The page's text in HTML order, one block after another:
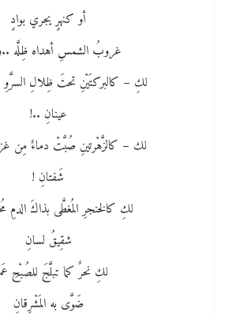
أو كنهرٍ يجري بوادٍ
غروبُ الشمسِ أهداه ظِلَّه
لكِ – كالبركتَيْنِ تحتَ ظِلالِ السرَّوِ
عينانِ ..!
لك – كالزَّهْرتينِ صُبَّتْ دماءٌ مِن
شَفتانِ !
لكِ كالخنجرِ المُغطَّى بذاكَ الدمِ
شقِيقُ لسانِ
لكِ نحرٌ كما تبلَّجَ للصُبْحِ
ضَوَّى به المَشْرِقانِ